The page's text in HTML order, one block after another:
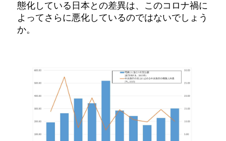
態化している日本との差異は、このコロナ禍に
よってさらに悪化しているのではないでしょう
か。